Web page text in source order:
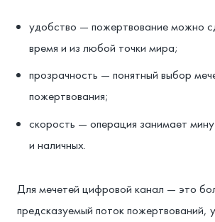
удобство — пожертвование можно
время и из любой точки мира;
прозрачность — понятный выбор
пожертвования;
скорость — операция занимает
и наличных.
Для мечетей цифровой канал — это
предсказуемый поток пожертвований,